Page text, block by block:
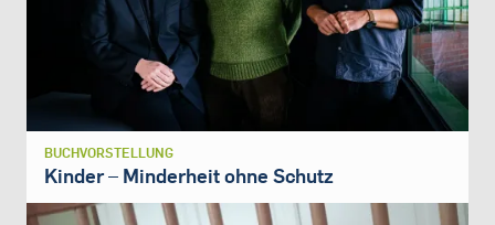
BUCHVORSTELLUNG
Kinder – Minderheit ohne Schutz